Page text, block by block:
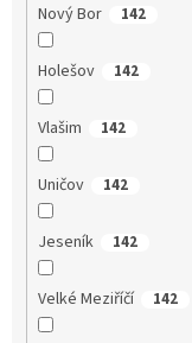
Nový Bor 142
Holešov 142
Vlašim 142
Uničov 142
Jeseník 142
Velké Meziříčí 142